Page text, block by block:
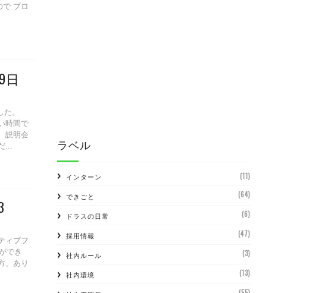
で プロ
。
時間で
説明会
...
ィブフ
でき
、あり
ラベル
インターン (11)
できごと (64)
ドラスの日常 (6)
採用情報 (47)
社内ルール (3)
社内環境 (13)